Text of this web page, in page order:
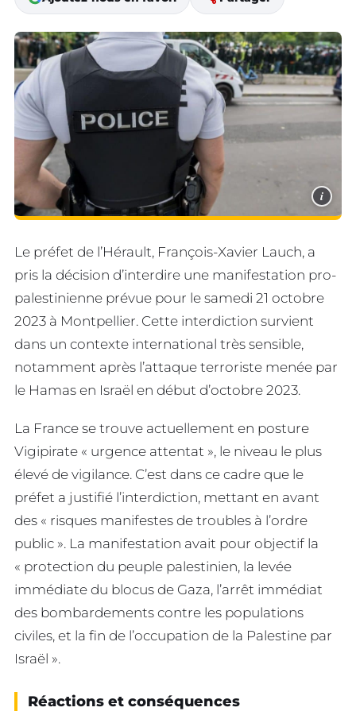
i
Le préfet de l’Hérault, François-Xavier Lauch, a
pris la décision d’interdire une manifestation pro-
palestinienne prévue pour le samedi 21 octobre
2023 à Montpellier. Cette interdiction survient
dans un contexte international très sensible,
notamment après l’attaque terroriste menée par
le Hamas en Israël en début d’octobre 2023.
La France se trouve actuellement en posture
Vigipirate « urgence attentat », le niveau le plus
élevé de vigilance. C’est dans ce cadre que le
préfet a justifié l’interdiction, mettant en avant
des « risques manifestes de troubles à l’ordre
public ». La manifestation avait pour objectif la
« protection du peuple palestinien, la levée
immédiate du blocus de Gaza, l’arrêt immédiat
des bombardements contre les populations
civiles, et la fin de l’occupation de la Palestine par
Israël ».
Réactions et conséquences